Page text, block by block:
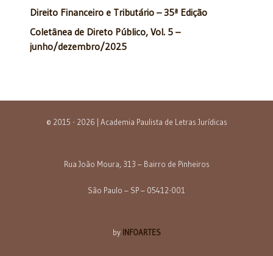
Direito Financeiro e Tributário – 35ª Edição
Coletânea de Direto Público, Vol. 5 –
junho/dezembro/2025
© 2015 - 2026 | Academia Paulista de Letras Jurídicas
Rua João Moura, 313 – Bairro de Pinheiros
São Paulo – SP – 05412-001
by INFOARTES